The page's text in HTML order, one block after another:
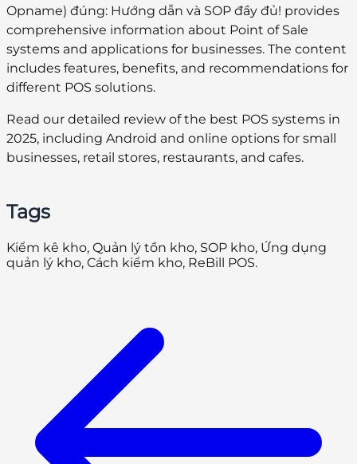
Opname) đúng: Hướng dẫn và SOP đầy đủ! provides
comprehensive information about Point of Sale
systems and applications for businesses. The content
includes features, benefits, and recommendations for
different POS solutions.
Read our detailed review of the best POS systems in
2025, including Android and online options for small
businesses, retail stores, restaurants, and cafes.
Tags
Kiểm kê kho, Quản lý tồn kho, SOP kho, Ứng dụng
quản lý kho, Cách kiểm kho, ReBill POS.